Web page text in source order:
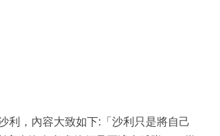
利，內容大致如下:「沙利只是將自己